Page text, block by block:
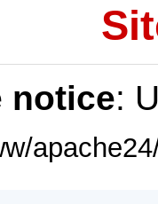
notice: